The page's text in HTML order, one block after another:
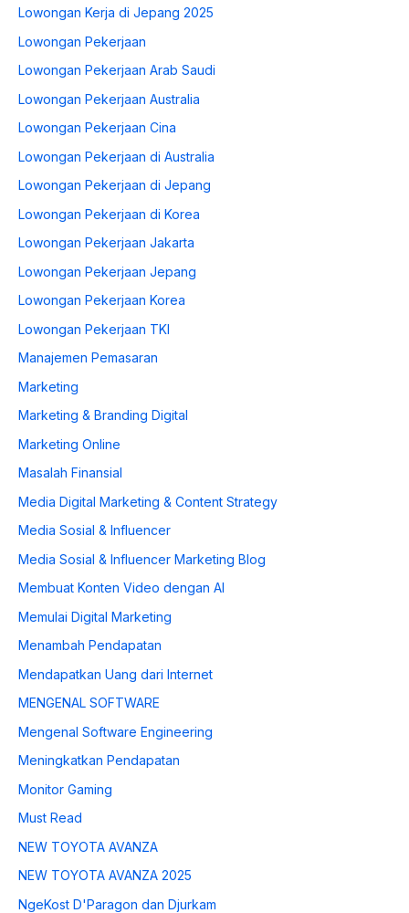
Lowongan Kerja di Jepang 2025
Lowongan Pekerjaan
Lowongan Pekerjaan Arab Saudi
Lowongan Pekerjaan Australia
Lowongan Pekerjaan Cina
Lowongan Pekerjaan di Australia
Lowongan Pekerjaan di Jepang
Lowongan Pekerjaan di Korea
Lowongan Pekerjaan Jakarta
Lowongan Pekerjaan Jepang
Lowongan Pekerjaan Korea
Lowongan Pekerjaan TKI
Manajemen Pemasaran
Marketing
Marketing & Branding Digital
Marketing Online
Masalah Finansial
Media Digital Marketing & Content Strategy
Media Sosial & Influencer
Media Sosial & Influencer Marketing Blog
Membuat Konten Video dengan AI
Memulai Digital Marketing
Menambah Pendapatan
Mendapatkan Uang dari Internet
MENGENAL SOFTWARE
Mengenal Software Engineering
Meningkatkan Pendapatan
Monitor Gaming
Must Read
NEW TOYOTA AVANZA
NEW TOYOTA AVANZA 2025
NgeKost D'Paragon dan Djurkam